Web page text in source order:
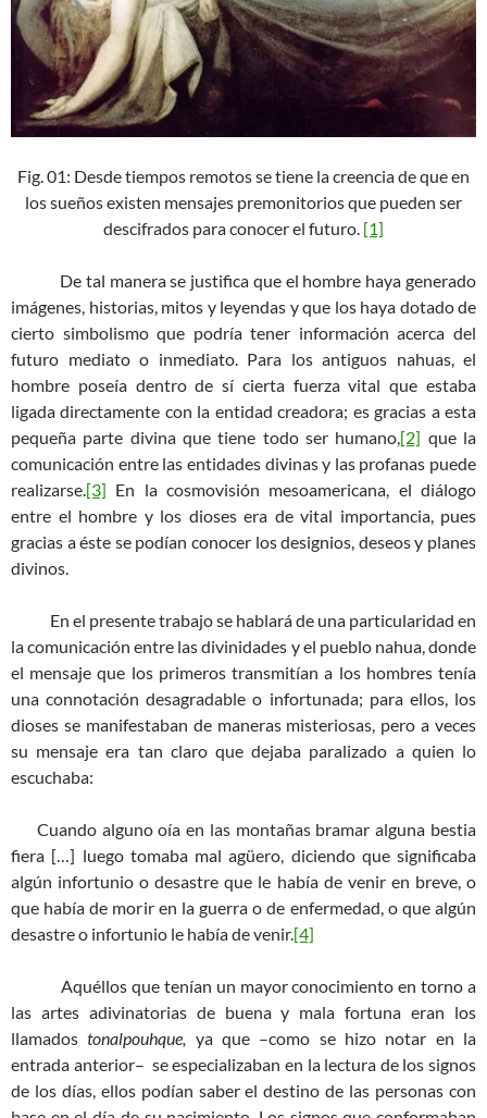
Fig. 01: Desde tiempos remotos se tiene la creencia de que en
los sueños existen mensajes premonitorios que pueden ser
descifrados para conocer el futuro. [1]
De tal manera se justifica que el hombre haya generado
imágenes, historias, mitos y leyendas y que los haya dotado de
cierto simbolismo que podría tener información acerca del
futuro mediato o inmediato. Para los antiguos nahuas, el
hombre poseía dentro de sí cierta fuerza vital que estaba
ligada directamente con la entidad creadora; es gracias a esta
pequeña parte divina que tiene todo ser humano, [2] que la
comunicación entre las entidades divinas y las profanas puede
realizarse. [3] En la cosmovisión mesoamericana, el diálogo
entre el hombre y los dioses era de vital importancia, pues
gracias a éste se podían conocer los designios, deseos y planes
divinos.
En el presente trabajo se hablará de una particularidad en
la comunicación entre las divinidades y el pueblo nahua, donde
el mensaje que los primeros transmitían a los hombres tenía
una connotación desagradable o infortunada; para ellos, los
dioses se manifestaban de maneras misteriosas, pero a veces
su mensaje era tan claro que dejaba paralizado a quien lo
escuchaba:
Cuando alguno oía en las montañas bramar alguna bestia
fiera […] luego tomaba mal agüero, diciendo que significaba
algún infortunio o desastre que le había de venir en breve, o
que había de morir en la guerra o de enfermedad, o que algún
desastre o infortunio le había de venir.[4]
Aquéllos que tenían un mayor conocimiento en torno a
las artes adivinatorias de buena y mala fortuna eran los
llamadostonalpouhque, ya que –como se hizo notar en la
entrada anterior– se especializaban en la lectura de los signos
de los días, ellos podían saber el destino de las personas con